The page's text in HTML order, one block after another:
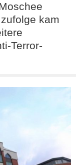
kam
Terror-